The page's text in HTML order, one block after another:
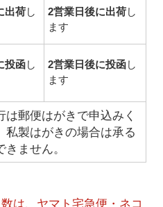
出荷し
2営業日後に出荷し
ます
投函し
2営業日後に投函し
ます
郵便はがきで申込みく
私製はがきの場合は承る
きません。
は、ヤマト宅急便・ネコ